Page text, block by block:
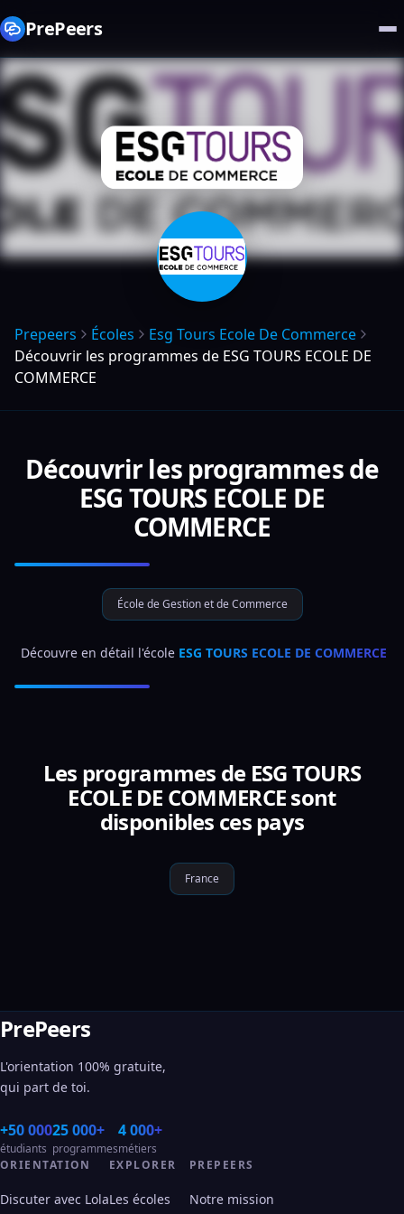
PrePeers
Prepeers Écoles
Esg Tours Ecole De Commerce
Découvrir les programmes de ESG TOURS ECOLE DE
COMMERCE
Découvrir les programmes de
ESG TOURS ECOLE DE
COMMERCE
École de Gestion et de Commerce
Découvre en détail l'école ESG TOURS ECOLE DE COMMERCE
Les programmes de ESG TOURS
ECOLE DE COMMERCE sont
disponibles ces pays
France
PrePeers
L'orientation 100% gratuite,
qui part de toi.
+50 000
étudiants
25 000+
programmes
4 000+
métiers
ORIENTATION
Discuter avec Lola
EXPLORER
Les écoles
PREPEERS
Notre mission